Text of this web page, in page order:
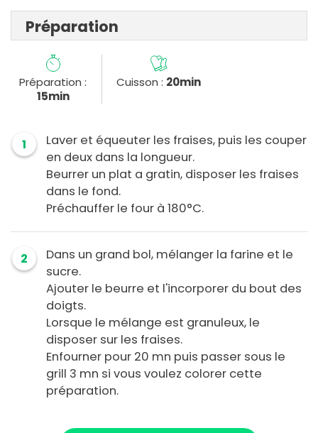
Préparation
Préparation :
15min
Cuisson : 20min
1
Laver et équeuter les fraises, puis les couper
en deux dans la longueur.
Beurrer un plat a gratin, disposer les fraises
dans le fond.
Préchauffer le four à 180°C.
2
Dans un grand bol, mélanger la farine et le
sucre.
Ajouter le beurre et l'incorporer du bout des
doigts.
Lorsque le mélange est granuleux, le
disposer sur les fraises.
Enfourner pour 20 mn puis passer sous le
grill 3 mn si vous voulez colorer cette
préparation.